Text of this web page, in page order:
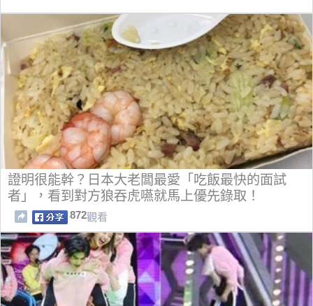
證明很能幹？日本大老闆最愛「吃飯最快的面試
者」，看到對方狼吞虎嚥就馬上優先錄取！
872觀看